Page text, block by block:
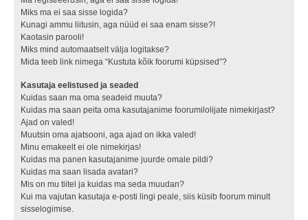
Miks ma ei saa sisse logida?
Kunagi ammu liitusin, aga nüüd ei saa enam sisse?!
Kaotasin parooli!
Miks mind automaatselt välja logitakse?
Mida teeb link nimega “Kustuta kõik foorumi küpsised”?
Kasutaja eelistused ja seaded
Kuidas saan ma oma seadeid muuta?
Kuidas ma saan peita oma kasutajanime foorumilolijate nimekirjast?
Ajad on valed!
Muutsin oma ajatsooni, aga ajad on ikka valed!
Minu emakeelt ei ole nimekirjas!
Kuidas ma panen kasutajanime juurde omale pildi?
Kuidas ma saan lisada avatari?
Mis on mu tiitel ja kuidas ma seda muudan?
Kui ma vajutan kasutaja e-posti lingi peale, siis küsib foorum minult
sisselogimise.